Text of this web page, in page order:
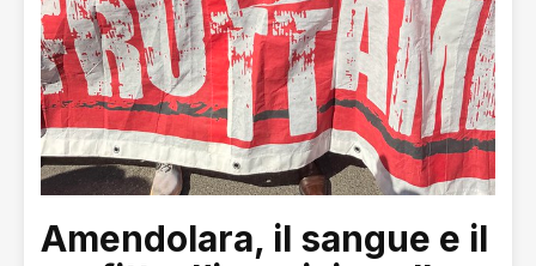
Amendolara, il sangue e il